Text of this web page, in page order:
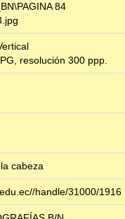
84
resolución 300 ppp.
cabeza
handle/31000/1916